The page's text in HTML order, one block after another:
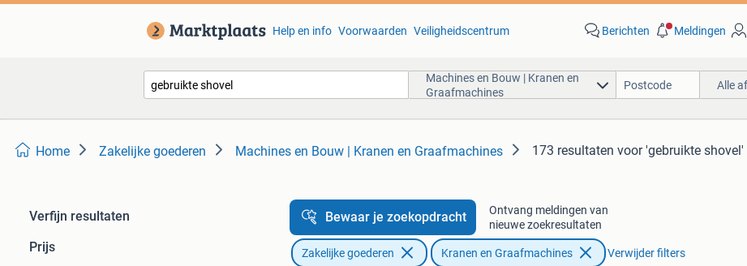
Help en info Voorwaarden Veiligheidscentrum Berichten Meldingen
Machines en Bouw | Kranen en
Graafmachines
Alle
Home Zakelijke goederen Machines en Bouw | Kranen en Graafmachines 173 resultaten voor 'gebruikte shovel'
Verfijn resultaten
Prijs
Bewaar je zoekopdracht
Ontvang meldingen van
nieuwe zoekresultaten
Zakelijke goederen Kranen en Graafmachines Verwijder filters